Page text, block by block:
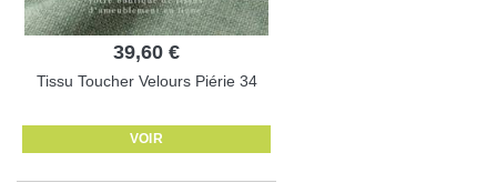
39,60 €
Tissu Toucher Velours Piérie 34
VOIR